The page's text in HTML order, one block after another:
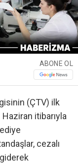
ABONE OL
(ÇTV) ilk
itibarıyla
cezalı